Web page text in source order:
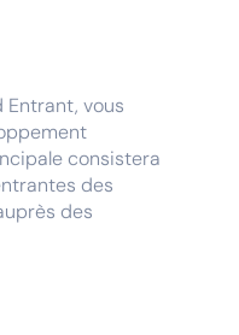
Entrant, vous
consistera
des
des